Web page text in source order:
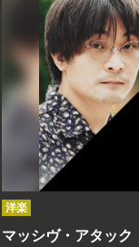
洋楽
マッシヴ・アタッ